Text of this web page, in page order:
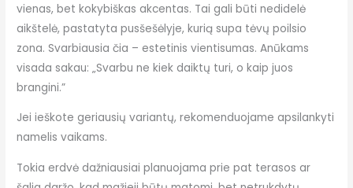
vienas, bet kokybiškas akcentas. Tai gali būti nedidelė
aikštelė, pastatyta pusšešėlyje, kurią supa tėvų poilsio
zona. Svarbiausia čia – estetinis vientisumas. Anūkams
visada sakau: „Svarbu ne kiek daiktų turi, o kaip juos
brangini.”
Jei ieškote geriausių variantų, rekomenduojame apsilankyti
namelis vaikams.
Tokia erdvė dažniausiai planuojama prie pat terasos ar